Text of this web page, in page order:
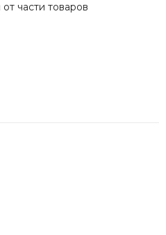
части товаров